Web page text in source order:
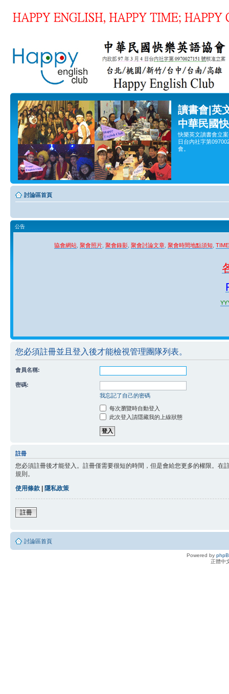
讀書會|英
中華民國
快樂英文讀書會立
日台內社字第
會。
討論區首頁
公告
協會網站 聚會照片 聚會錄影 聚會討論文章 聚會時間地點須知
您必須註冊並且登入後才能檢視管理團隊列表。
會員名稱:
密碼:
我忘記了自己的密碼
每次瀏覽時自動登入
此次登入請隱藏我的上線狀態
註冊
您必須註冊後才能登入。註冊僅需要很短的時間，但是會給您更多的權限。
規則。
使用條款 | 隱私政策
註冊
討論區首頁
Powered by
正體中